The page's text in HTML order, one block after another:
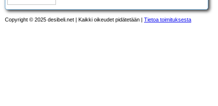
Copyright © 2025 desibeli.net | Kaikki oikeudet pidätetään | Tietoa toimituksesta